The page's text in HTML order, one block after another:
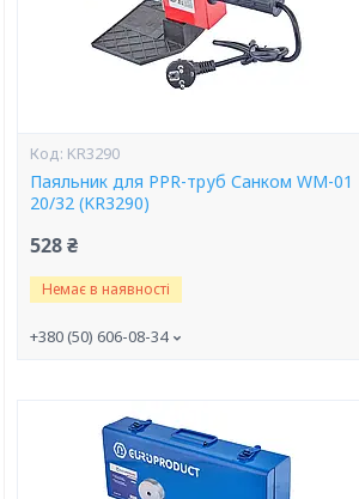
KR3290
Паяльник для PPR-труб Санком WM-01
20/32 (KR3290)
528 ₴
Немає в наявності
+380 (50) 606-08-34